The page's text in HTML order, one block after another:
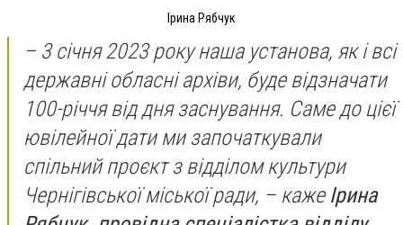
Ірина Рябчук
– 3 січня 2023 року наша установа, як і всі
державні обласні архіви, буде відзначати
100-річчя від дня заснування. Саме до цієї
ювілейної дати ми започаткували
спільний проєкт з відділом культури
Чернігівської міської ради, – каже Ірина